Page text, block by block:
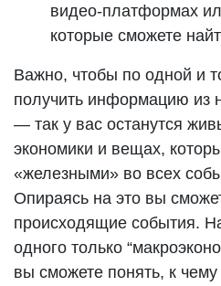
видео-платформах
которые сможете
Важно, чтобы по одной и
получить информацию из
— так у вас останутся
экономики и вещах,
«железными» во всех
Опираясь на это вы
происходящие события.
одного только
вы сможете понять, к